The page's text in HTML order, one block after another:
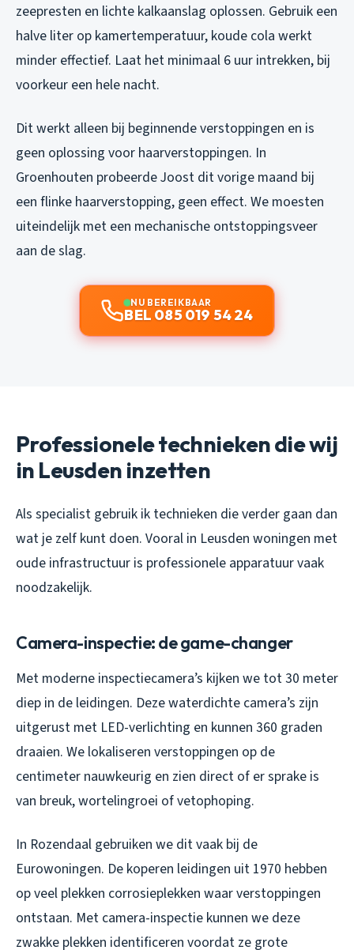
zeepresten en lichte kalkaanslag oplossen. Gebruik een
halve liter op kamertemperatuur, koude cola werkt
minder effectief. Laat het minimaal 6 uur intrekken, bij
voorkeur een hele nacht.
Dit werkt alleen bij beginnende verstoppingen en is
geen oplossing voor haarverstoppingen. In
Groenhouten probeerde Joost dit vorige maand bij
een flinke haarverstopping, geen effect. We moesten
uiteindelijk met een mechanische ontstoppingsveer
aan de slag.
NU BEREIKBAAR
BEL 085 019 54 24
Professionele technieken die wij
in Leusden inzetten
Als specialist gebruik ik technieken die verder gaan dan
wat je zelf kunt doen. Vooral in Leusden woningen met
oude infrastructuur is professionele apparatuur vaak
noodzakelijk.
Camera-inspectie: de game-changer
Met moderne inspectiecamera’s kijken we tot 30 meter
diep in de leidingen. Deze waterdichte camera’s zijn
uitgerust met LED-verlichting en kunnen 360 graden
draaien. We lokaliseren verstoppingen op de
centimeter nauwkeurig en zien direct of er sprake is
van breuk, wortelingroei of vetophoping.
In Rozendaal gebruiken we dit vaak bij de
Eurowoningen. De koperen leidingen uit 1970 hebben
op veel plekken corrosieplekken waar verstoppingen
ontstaan. Met camera-inspectie kunnen we deze
zwakke plekken identificeren voordat ze grote